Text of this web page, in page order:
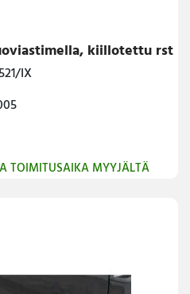
kiillotettu rst
IX
TOIMITUSAIKA MYYJÄLTÄ